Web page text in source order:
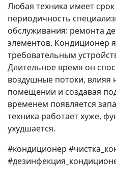
Любая техника имеет
периодичность
обслуживания: ремонта
элементов. Кондиционер
требовательным
Длительное время он
воздушные потоки, влияя
помещении и создавая
временем появляется
техника работает хуже,
ухудшается.
#кондиционер